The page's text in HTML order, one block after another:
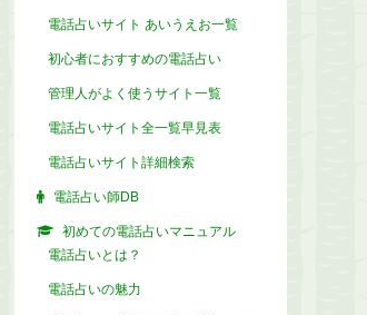
電話占いサイト あいうえお一覧
初心者におすすめの電話占い
管理人がよく使うサイト一覧
電話占いサイト全一覧早見表
電話占いサイト詳細検索
電話占い師DB
初めての電話占いマニュアル
電話占いとは？
電話占いの魅力